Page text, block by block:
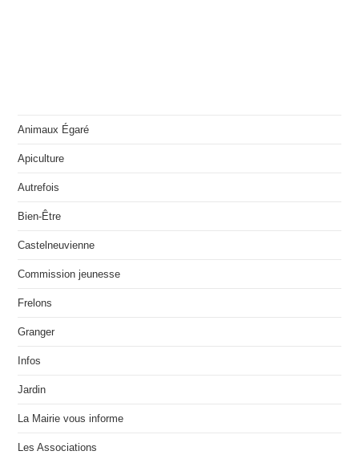
Animaux Égaré
Apiculture
Autrefois
Bien-Être
Castelneuvienne
Commission jeunesse
Frelons
Granger
Infos
Jardin
La Mairie vous informe
Les Associations